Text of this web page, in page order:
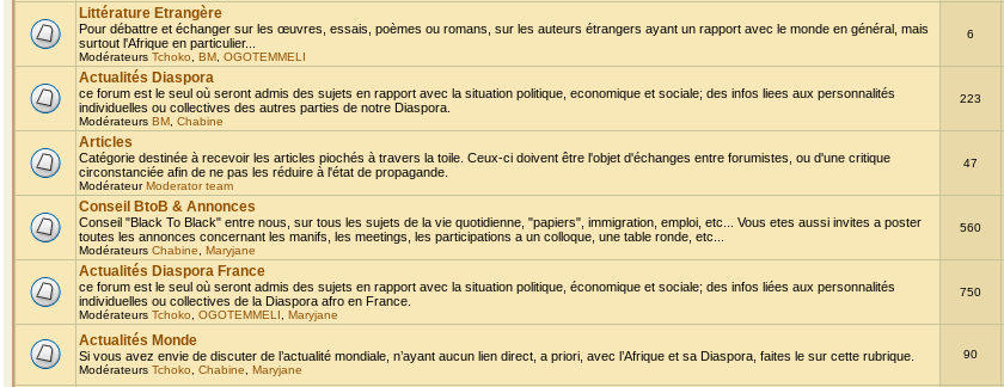
Littérature Etrangère
Pour débattre et échanger sur les œuvres, essais, poèmes ou romans, sur les auteurs étrangers ayant un rapport avec le monde en général, mais
surtout l'Afrique en particulier...
Modérateurs Tchoko BM OGOTEMMELI
6
Actualités Diaspora
ce forum est le seul où seront admis des sujets en rapport avec la situation politique, economique et sociale; des infos liees aux personnalités
individuelles ou collectives des autres parties de notre Diaspora.
Modérateurs BM Chabine
223
Articles
Catégorie destinée à recevoir les articles piochés à travers la toile. Ceux-ci doivent être l'objet d'échanges entre forumistes, ou d'une critique
circonstanciée afin de ne pas les réduire à l'état de propagande.
ModérateurModerator team
47
Conseil BtoB & Annonces
Conseil "Black To Black" entre nous, sur tous les sujets de la vie quotidienne, "papiers", immigration, emploi, etc... Vous etes aussi invites a poster
toutes les annonces concernant les manifs, les meetings, les participations a un colloque, une table ronde, etc...
Modérateurs Chabine Maryjane
560
Actualités Diaspora France
ce forum est le seul où seront admis des sujets en rapport avec la situation politique, économique et sociale; des infos liées aux personnalités
individuelles ou collectives de la Diaspora afro en France.
Modérateurs Tchoko OGOTEMMELI Maryjane
750
Actualités Monde
Si vous avez envie de discuter de l’actualité mondiale, n’ayant aucun lien direct, a priori, avec l’Afrique et sa Diaspora, faites le sur cette rubrique.
Modérateurs Tchoko Chabine Maryjane
90